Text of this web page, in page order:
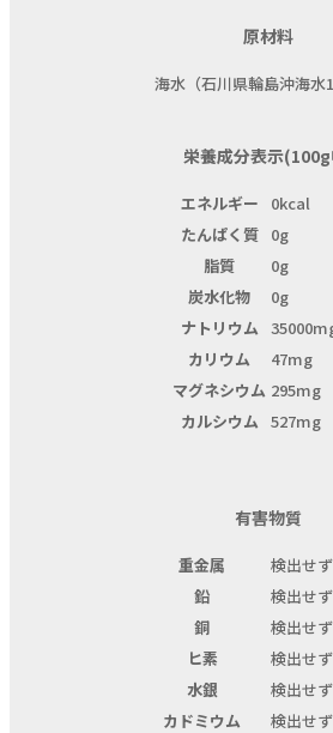
原材料
海水（石川県輪島沖海水
栄養成分表示
エネルギー
0kcal
たんぱく質
0g
脂質
0g
炭水化物
0g
ナトリウム
カリウム
47mg
マグネシウム 295mg
カルシウム 527mg
有害物質
重金属
検出せず
鉛
検出せず
銅
検出せず
ヒ素
検出せず
水銀
検出せず
カドミウム
検出せず